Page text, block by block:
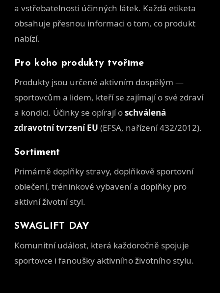
a vstřebatelnosti účinných látek. Každá etiketa
obsahuje přesnou informaci o tom, co produkt
nabízí.
Pro koho produkty tvoříme
Produkty jsou určené aktivním dospělým —
sportovcům a lidem, kteří se zajímají o své zdraví
a kondici. Účinky se opírají oschválená
zdravotní tvrzení EU (EFSA, nařízení 432/2012).
Sortiment
Primárně doplňky stravy, doplňkově sportovní
oblečení, tréninkové vybavení a doplňky pro
aktivní životní styl.
SWAGLIFT DAY
Komunitní událost, která každoročně spojuje
sportovce i fanoušky aktivního životního stylu.